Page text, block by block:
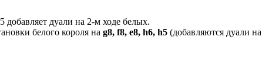
добавляет дуали на 2-м ходе белых.
белого короля на g8, f8, e8, h6, h5 (добавляются дуали на